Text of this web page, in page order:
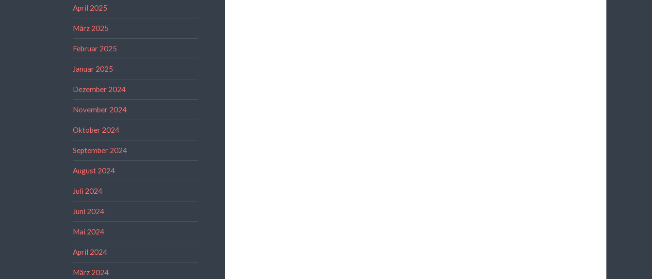
April 2025
März 2025
Februar 2025
Januar 2025
Dezember 2024
November 2024
Oktober 2024
September 2024
August 2024
Juli 2024
Juni 2024
Mai 2024
April 2024
März 2024